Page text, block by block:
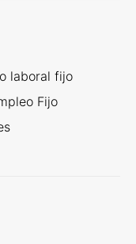
laboral fijo
Fijo